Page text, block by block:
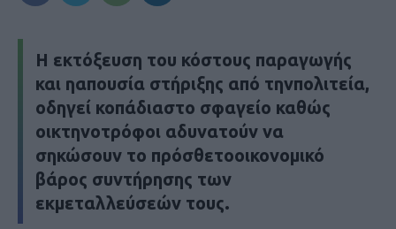
Η εκτόξευση του κόστους παραγωγής
και ηαπουσία στήριξης από τηνπολιτεία,
οδηγεί κοπάδιαστο σφαγείο καθώς
οικτηνοτρόφοι αδυνατούν να
σηκώσουν το πρόσθετοοικονομικό
βάρος συντήρησης των
εκμεταλλεύσεών τους.